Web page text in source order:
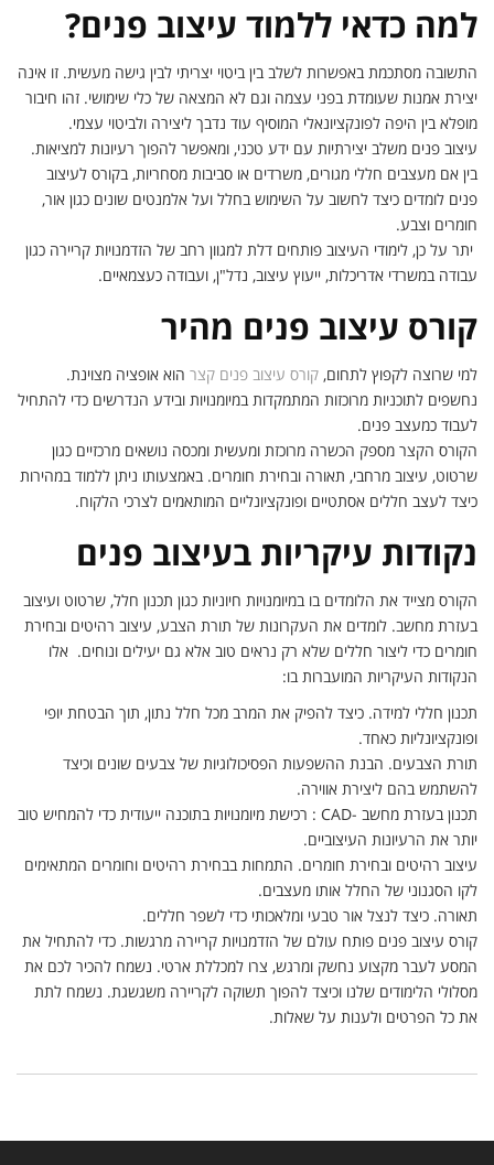
למה כדאי ללמוד עיצוב פנים?
התשובה מסתכמת באפשרות לשלב בין ביטוי יצריתי לבין גישה מעשית. זו אינה
יצירת אמנות שעומדת בפני עצמה וגם לא המצאה של כלי שימושי. זהו חיבור
מופלא בין היפה לפונקציונאלי המוסיף עוד נדבך ליצירה ולביטוי עצמי.
עיצוב פנים משלב יצירתיות עם ידע טכני, ומאפשר להפוך רעיונות למציאות.
בין אם מעצבים חללי מגורים, משרדים או סביבות מסחריות, בקורס לעיצוב
פנים לומדים כיצד לחשוב על השימוש בחלל ועל אלמנטים שונים כגון אור,
חומרים וצבע.
יתר על כן, לימודי העיצוב פותחים דלת למגוון רחב של הזדמנויות קריירה כגון
עבודה במשרדי אדריכלות, ייעוץ עיצוב, נדל"ן, ועבודה כעצמאיים.
קורס עיצוב פנים מהיר
למי שרוצה לקפוץ לתחום, קורס עיצוב פנים קצר הוא אופציה מצוינת.
נחשפים לתוכניות מרוכזות המתמקדות במיומנויות ובידע הנדרשים כדי להתחיל
לעבוד כמעצב פנים.
הקורס הקצר מספק הכשרה מרוכזת ומעשית ומכסה נושאים מרכזיים כגון
שרטוט, עיצוב מרחבי, תאורה ובחירת חומרים. באמצעותו ניתן ללמוד במהירות
כיצד לעצב חללים אסתטיים ופונקציונליים המותאמים לצרכי הלקוח.
נקודות עיקריות בעיצוב פנים
הקורס מצייד את הלומדים בו במיומנויות חיוניות כגון תכנון חלל, שרטוט ועיצוב
בעזרת מחשב. לומדים את העקרונות של תורת הצבע, עיצוב רהיטים ובחירת
חומרים כדי ליצור חללים שלא רק נראים טוב אלא גם יעילים ונוחים. אלו
הנקודות העיקריות המועברות בו:
תכנון חללי למידה. כיצד להפיק את המרב מכל חלל נתון, תוך הבטחת יופי
ופונקציונליות כאחד.
תורת הצבעים. הבנת ההשפעות הפסיכולוגיות של צבעים שונים וכיצד
להשתמש בהם ליצירת אווירה.
תכנון בעזרת מחשב -CAD : רכישת מיומנויות בתוכנה ייעודית כדי להמחיש טוב
יותר את הרעיונות העיצוביים.
עיצוב רהיטים ובחירת חומרים. התמחות בבחירת רהיטים וחומרים המתאימים
לקו הסגנוני של החלל אותו מעצבים.
תאורה. כיצד לנצל אור טבעי ומלאכותי כדי לשפר חללים.
קורס עיצוב פנים פותח עולם של הזדמנויות קריירה מרגשות. כדי להתחיל את
המסע לעבר מקצוע נחשק ומרגש, צרו למכללת ארטי. נשמח להכיר לכם את
מסלולי הלימודים שלנו וכיצד להפוך תשוקה לקריירה משגשגת. נשמח לתת
את כל הפרטים ולענות על שאלות.